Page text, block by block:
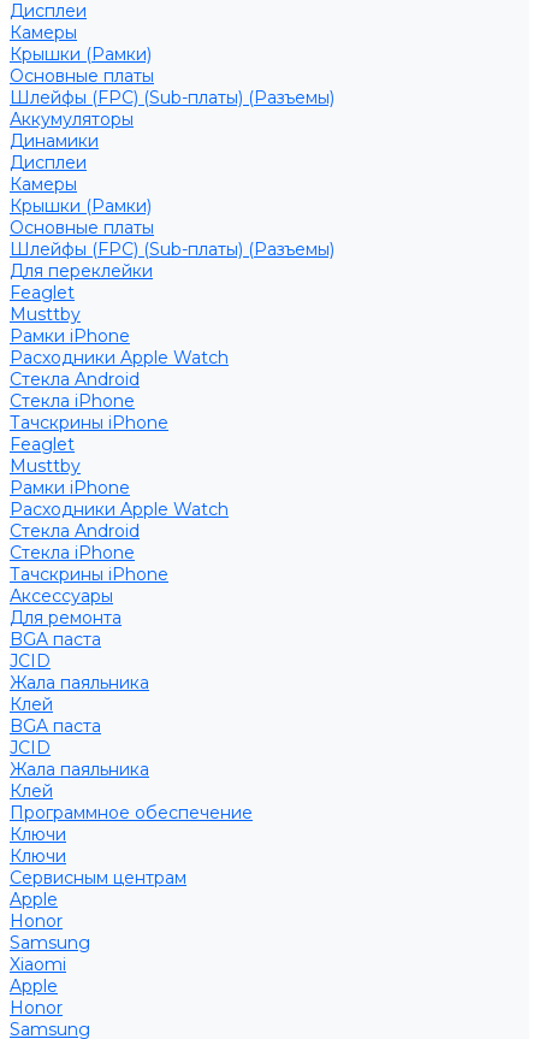
Дисплеи
Камеры
Крышки (Рамки)
Основные платы
Шлейфы (FPC) (Sub-платы) (Разъемы)
Аккумуляторы
Динамики
Дисплеи
Камеры
Крышки (Рамки)
Основные платы
Шлейфы (FPC) (Sub-платы) (Разъемы)
Для переклейки
Feaglet
Musttby
Рамки iPhone
Расходники Apple Watch
Стекла Android
Стекла iPhone
Тачскрины iPhone
Feaglet
Musttby
Рамки iPhone
Расходники Apple Watch
Стекла Android
Стекла iPhone
Тачскрины iPhone
Аксессуары
Для ремонта
BGA паста
JCID
Жала паяльника
Клей
BGA паста
JCID
Жала паяльника
Клей
Программное обеспечение
Ключи
Ключи
Сервисным центрам
Apple
Honor
Samsung
Xiaomi
Apple
Honor
Samsung